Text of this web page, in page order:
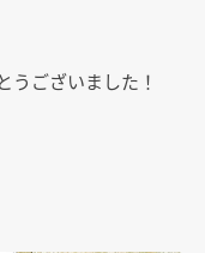
うございました！